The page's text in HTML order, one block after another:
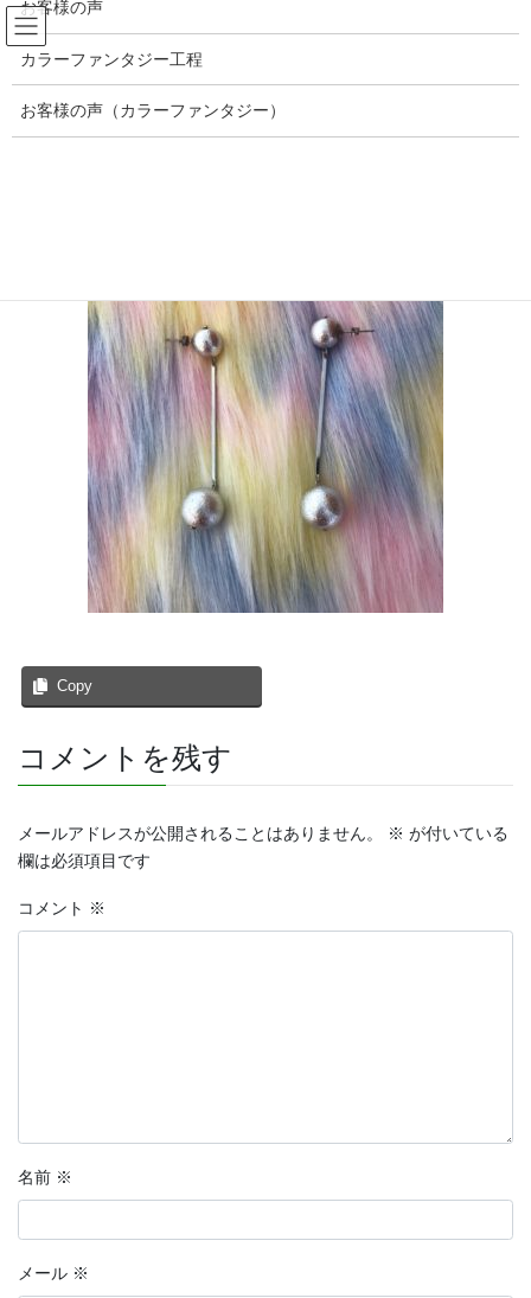
コ
ン
ン
へ
ナ
ビ
ー
ョ
563718BC-A3D9-4A29-91AE-
1F8FDE39C1A3
Copy
コメントを残す
メールアドレスが公開されることはありません。 ※ が付いている
欄は必須項目です
コメント ※
名前 ※
メール ※
お客様の声
カラーファンタジー工程
お客様の声（カラーファンタジー）